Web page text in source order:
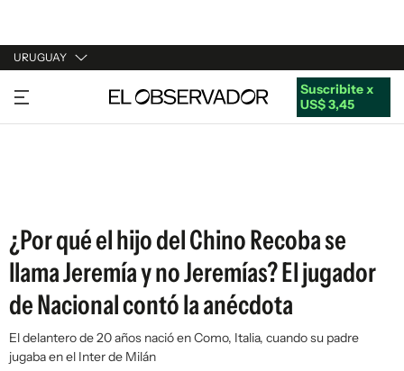
URUGUAY
URUGUAY
ARGENTINA
Suscribite x
US$ 3,45
¿Por qué el hijo del Chino Recoba se
llama Jeremía y no Jeremías? El jugador
de Nacional contó la anécdota
El delantero de 20 años nació en Como, Italia, cuando su padre
jugaba en el Inter de Milán